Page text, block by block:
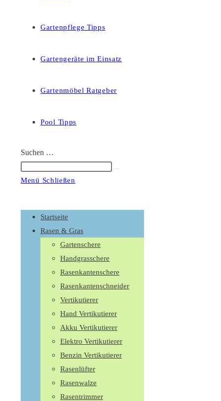
Gartenpflege Tipps
Gartengeräte im Einsatz
Gartenmöbel Ratgeber
Pool Tipps
Suchen …
Menü Schließen
Button
einzuklappen
Startseite
Rasen & Gras
Gartenschere
Handgrasschere
Rasenkantenschere
Rasenkantenschneider
Vertikutierer
Hand Vertikutierer
Akku Vertikutierer
Elektro Vertikutierer
Benzin Vertikutierer
Rasenlüfter
Rasenwalze
Rasentrimmer